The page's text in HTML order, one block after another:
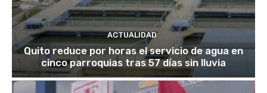
ACTUALIDAD
Quito reduce por horas el servicio de agua en
cinco parroquias tras 57 días sin lluvia